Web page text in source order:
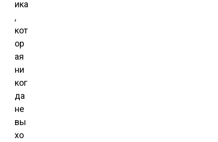
ика
,
кот
ор
ая
ни
ког
да
не
вы
хо